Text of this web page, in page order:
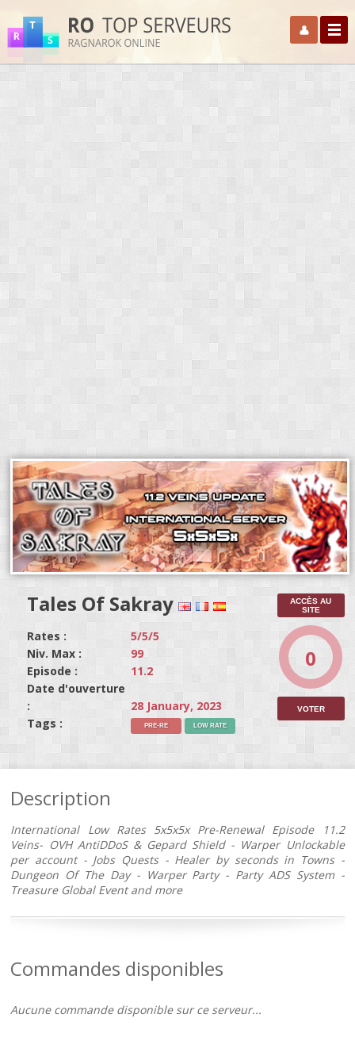
Tales Of Sakray
Rates :
5/5/5
Niv. Max :
99
Episode :
11.2
Date d'ouverture
:
28 January, 2023
Tags :
PRE-RE LOW RATE
ACCÈS AU
SITE
0
VOTER
Description
International Low Rates 5x5x5x Pre-Renewal Episode 11.2
Veins- OVH AntiDDoS & Gepard Shield - Warper Unlockable
per account - Jobs Quests - Healer by seconds in Towns -
Dungeon Of The Day - Warper Party - Party ADS System -
Treasure Global Event and more
Commandes disponibles
Aucune commande disponible sur ce serveur...